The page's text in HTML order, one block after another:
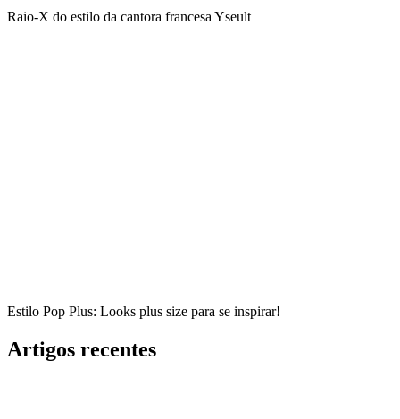
Raio-X do estilo da cantora francesa Yseult
Estilo Pop Plus: Looks plus size para se inspirar!
Artigos recentes